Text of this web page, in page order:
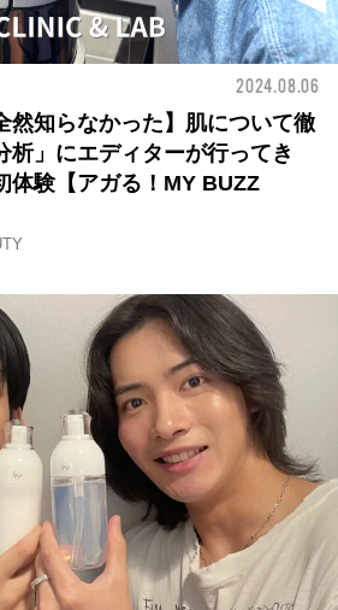
2024.08.06
然知らなかった】肌について徹
析」にエディターが行ってき
体験【アガる！MY BUZZ